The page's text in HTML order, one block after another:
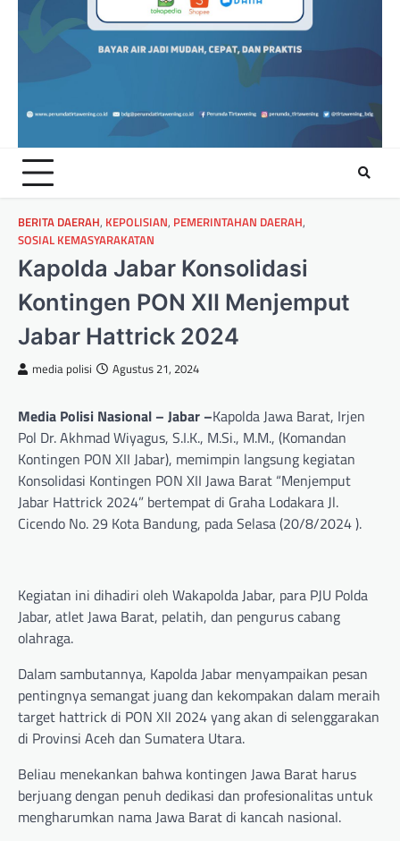
BERITA DAERAH, KEPOLISIAN, PEMERINTAHAN DAERAH,
SOSIAL KEMASYARAKATAN
Kapolda Jabar Konsolidasi
Kontingen PON XII Menjemput
Jabar Hattrick 2024
media polisi Agustus 21, 2024
Media Polisi Nasional – Jabar –Kapolda Jawa Barat, Irjen
Pol Dr. Akhmad Wiyagus, S.I.K., M.Si., M.M., (Komandan
Kontingen PON XII Jabar), memimpin langsung kegiatan
Konsolidasi Kontingen PON XII Jawa Barat “Menjemput
Jabar Hattrick 2024” bertempat di Graha Lodakara Jl.
Cicendo No. 29 Kota Bandung, pada Selasa (20/8/2024 ).
Kegiatan ini dihadiri oleh Wakapolda Jabar, para PJU Polda
Jabar, atlet Jawa Barat, pelatih, dan pengurus cabang
olahraga.
Dalam sambutannya, Kapolda Jabar menyampaikan pesan
pentingnya semangat juang dan kekompakan dalam meraih
target hattrick di PON XII 2024 yang akan di selenggarakan
di Provinsi Aceh dan Sumatera Utara.
Beliau menekankan bahwa kontingen Jawa Barat harus
berjuang dengan penuh dedikasi dan profesionalitas untuk
mengharumkan nama Jawa Barat di kancah nasional.